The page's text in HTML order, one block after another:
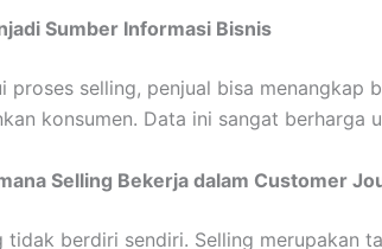
Sumber Informasi Bisnis
proses selling, penjual bisa
konsumen. Data ini sangat
Selling Bekerja dalam Customer
tidak berdiri sendiri. Selling merupakan